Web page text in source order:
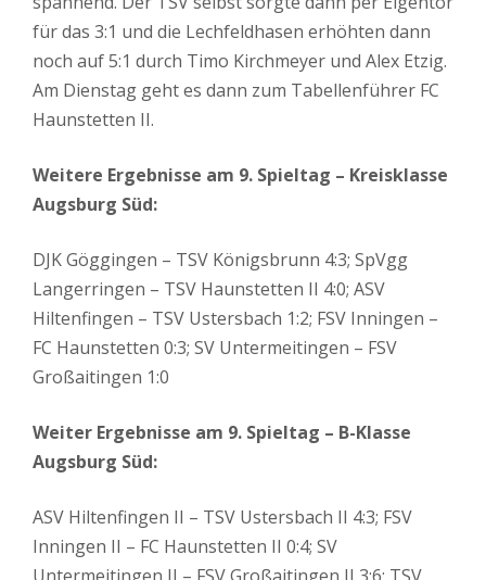
für das 3:1 und die Lechfeldhasen erhöhten dann
noch auf 5:1 durch Timo Kirchmeyer und Alex Etzig.
Am Dienstag geht es dann zum Tabellenführer FC
Haunstetten II.
Weitere Ergebnisse am 9. Spieltag – Kreisklasse
Augsburg Süd:
DJK Göggingen – TSV Königsbrunn 4:3; SpVgg
Langerringen – TSV Haunstetten II 4:0; ASV
Hiltenfingen – TSV Ustersbach 1:2; FSV Inningen –
FC Haunstetten 0:3; SV Untermeitingen – FSV
Großaitingen 1:0
Weiter Ergebnisse am 9. Spieltag – B-Klasse
Augsburg Süd:
ASV Hiltenfingen II – TSV Ustersbach II 4:3; FSV
Inningen II – FC Haunstetten II 0:4; SV